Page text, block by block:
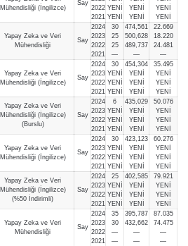
Mühendisliği (İngilizce)
Say
2022
2021
YENİ
YENİ
YENİ
YENİ
YENİ
YENİ
Yapay Zeka ve Veri
Mühendisliği
Say
2024
2023
2022
2021
30
25
25
—
474,561
500,628
489,737
—
22.669
18.220
24.481
—
Yapay Zeka ve Veri
Mühendisliği (İngilizce)
Say
2024
2023
2022
2021
30
YENİ
YENİ
YENİ
454,304
YENİ
YENİ
YENİ
35.495
YENİ
YENİ
YENİ
Yapay Zeka ve Veri
Mühendisliği (İngilizce)
(Burslu)
Say
2024
2023
2022
2021
6
YENİ
YENİ
YENİ
435,029
YENİ
YENİ
YENİ
50.076
YENİ
YENİ
YENİ
Yapay Zeka ve Veri
Mühendisliği (İngilizce)
Say
2024
2023
2022
2021
30
YENİ
YENİ
YENİ
423,123
YENİ
YENİ
YENİ
60.276
YENİ
YENİ
YENİ
Yapay Zeka ve Veri
Mühendisliği (İngilizce)
(%50 İndirimli)
Say
2024
2023
2022
2021
25
YENİ
YENİ
YENİ
402,585
YENİ
YENİ
YENİ
79.921
YENİ
YENİ
YENİ
Yapay Zeka ve Veri
Mühendisliği
Say
2024
2023
2022
2021
35
30
—
—
395,787
432,662
—
—
87.035
74.475
—
—